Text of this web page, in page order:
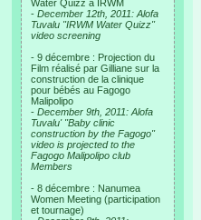
Water Quizz à IRWM
- December 12th, 2011: Alofa
Tuvalu "IRWM Water Quizz"
video screening
- 9 décembre : Projection du
Film réalisé par Gilliane sur la
construction de la clinique
pour bébés au Fagogo
Malipolipo
- December 9th, 2011: Alofa
Tuvalu' "Baby clinic
construction by the Fagogo"
video is projected to the
Fagogo Malipolipo club
Members
- 8 décembre : Nanumea
Women Meeting (participation
et tournage)